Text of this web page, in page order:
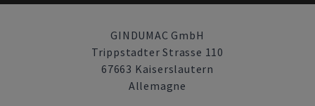
GINDUMAC GmbH
Trippstadter Strasse 110
67663 Kaiserslautern
Allemagne